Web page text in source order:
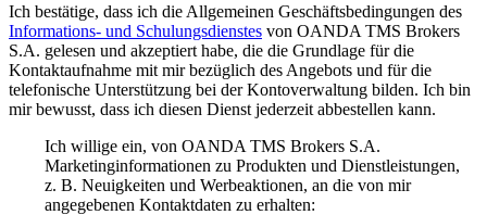
Ich bestätige, dass ich die Allgemeinen Geschäftsbedingungen des
Informations- und Schulungsdienstes von OANDA TMS Brokers
S.A. gelesen und akzeptiert habe, die die Grundlage für die
Kontaktaufnahme mit mir bezüglich des Angebots und für die
telefonische Unterstützung bei der Kontoverwaltung bilden. Ich bin
mir bewusst, dass ich diesen Dienst jederzeit abbestellen kann.
Ich willige ein, von OANDA TMS Brokers S.A.
Marketinginformationen zu Produkten und Dienstleistungen,
z. B. Neuigkeiten und Werbeaktionen, an die von mir
angegebenen Kontaktdaten zu erhalten: